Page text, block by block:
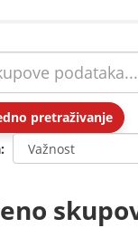
pretraživanje